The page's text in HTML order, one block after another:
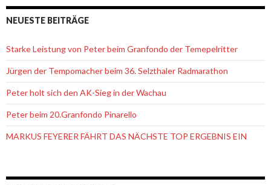
NEUESTE BEITRÄGE
Starke Leistung von Peter beim Granfondo der Temepelritter
Jürgen der Tempomacher beim 36. Selzthaler Radmarathon
Peter holt sich den AK-Sieg in der Wachau
Peter beim 20.Granfondo Pinarello
MARKUS FEYERER FÄHRT DAS NÄCHSTE TOP ERGEBNIS EIN